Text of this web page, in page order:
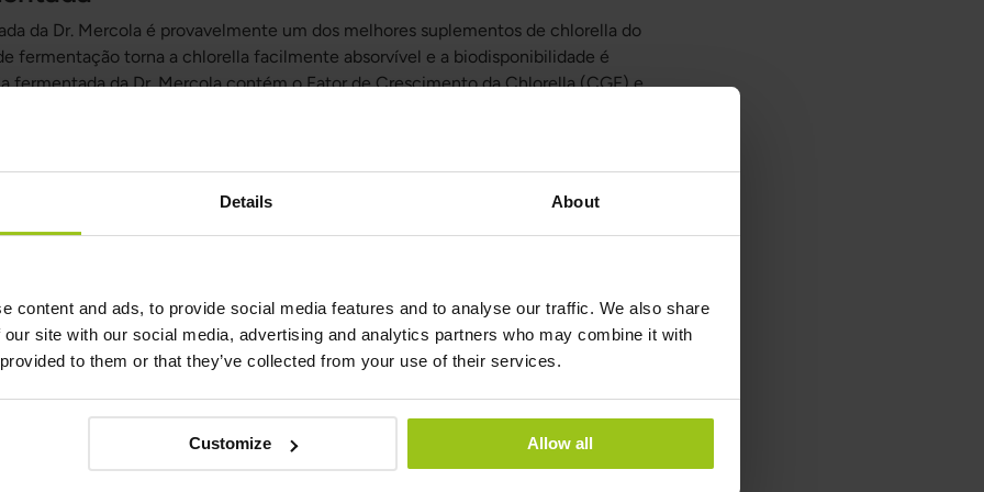
Details About
content and ads, to provide social media features and to analyse our traffic. We also share
site with our social media, advertising and analytics partners who may combine it with
to them or that they’ve collected from your use of their services.
Customize Allow all
da Dr. Mercola é provavelmente um dos melhores suplementos de chlorella do
fermentação torna a chlorella facilmente absorvível e a biodisponibilidade é
fermentada da Dr. Mercola contém o Fator de Crescimento da Chlorella (CGF) e
do que qualquer outra planta no planeta. A chlorella contém um complexo único
da Chlorella (CGF). O CGF é rico em ácidos nucleicos RNA e DNA,
da Dr. Mercola também contém um Complexo de Minerais Traço adicionado,
de algas vermelhas marinhas: Lithothamnion glaciale e Lithothamnion
do Atlântico Norte e contêm minerais traço.
da Dr. Mercola é altamente digestível e biodisponível devido às suas membranas
Isso é criado por um método exclusivo de fermentação e cultivo em tanques
Como a chlorella na fórmula da Dr. Mercola é mantida limpa durante um sistema